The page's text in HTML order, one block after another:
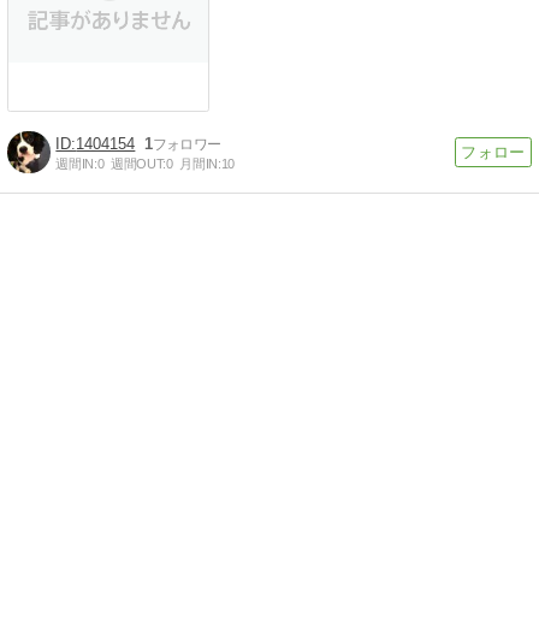
1404154 1
週間IN:0 週間OUT:0 月間IN:10